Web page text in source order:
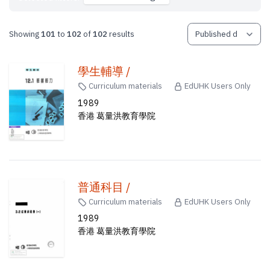
Showing101 to102 of102 results
學生輔導 /
Curriculum materials EdUHK Users Only
1989
香港 葛量洪教育學院
普通科目 /
Curriculum materials EdUHK Users Only
1989
香港 葛量洪教育學院